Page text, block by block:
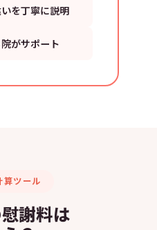
を丁寧に説明
がサポート
算ツール
謝料は